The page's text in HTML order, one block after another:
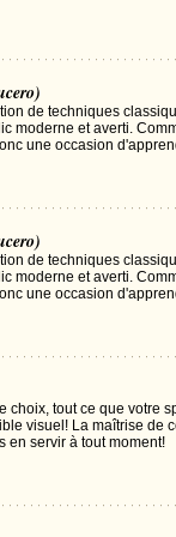
de techniques
moderne et averti.
une occasion
de techniques
moderne et averti.
une occasion
choix, tout ce que votre
visuel! La maîtrise de
en servir à tout moment!